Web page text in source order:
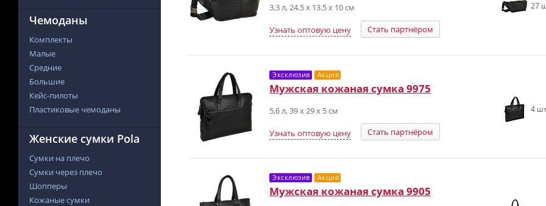
Чемоданы
Комплекты
Малые
Средние
Большие
Кейс-пилоты
Пластиковые чемоданы
Женские сумки Pola
Сумки на плечо
Сумки через плечо
Шопперы
Кожаные сумки
3,3 л, 24.5 х 13.5 х 10 см
Узнать оптовую цену Стать партнёром
27
Эксклюзив Акция
Мужская кожаная сумка 9975
5,6 л, 39 х 29 х 5 см
Узнать оптовую цену Стать партнёром
4
Эксклюзив Акция
Мужская кожаная сумка 9905